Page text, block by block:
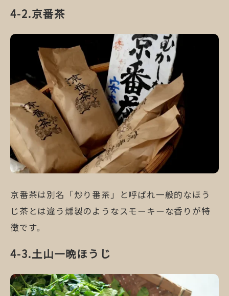
京番茶
京番茶は別名「炒り番茶」と呼ばれ一般的なほう
じ茶とは違う燻製のようなスモーキーな香りが特
徴です。
土山一晩ほうじ